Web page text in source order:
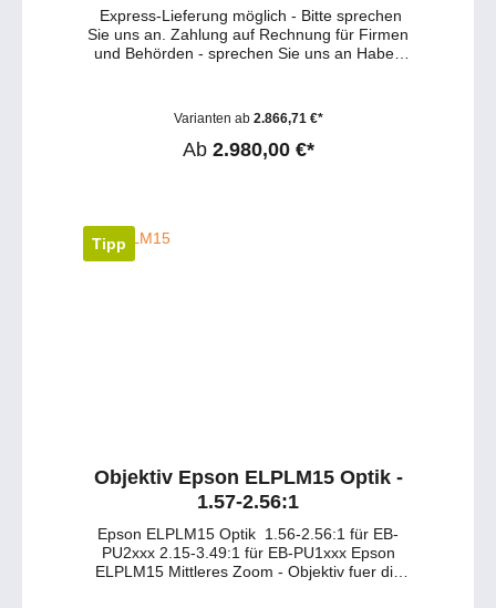
Express-Lieferung möglich - Bitte sprechen
Sie uns an. Zahlung auf Rechnung für Firmen
und Behörden - sprechen Sie uns an Haben
per mail oder telefonisch unter:
service@petersmedien.de (unsere Kontakt-
Mail) https://tawk.to/petersmedien ( Live-Chat
Varianten ab2.866,71 €*
Ab 2.980,00 €*
Tipp
Objektiv Epson ELPLM15 Optik -
1.57-2.56:1
Epson ELPLM15 Optik 1.56-2.56:1 für EB-
PU2xxx 2.15-3.49:1 für EB-PU1xxx Epson
ELPLM15 Mittleres Zoom - Objektiv fuer die